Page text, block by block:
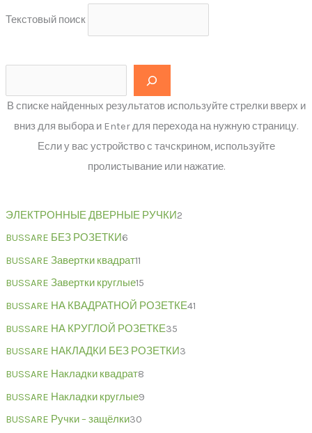
Текстовый поиск
В списке найденных результатов используйте стрелки вверх и
вниз для выбора и Enter для перехода на нужную страницу.
Если у вас устройство с тачскрином, используйте
пролистывание или нажатие.
ЭЛЕКТРОННЫЕ ДВЕРНЫЕ РУЧКИ2
BUSSARE БЕЗ РОЗЕТКИ6
BUSSARE Завертки квадрат11
BUSSARE Завертки круглые15
BUSSARE НА КВАДРАТНОЙ РОЗЕТКЕ41
BUSSARE НА КРУГЛОЙ РОЗЕТКЕ35
BUSSARE НАКЛАДКИ БЕЗ РОЗЕТКИ3
BUSSARE Накладки квадрат8
BUSSARE Накладки круглые9
BUSSARE Ручки – защёлки30